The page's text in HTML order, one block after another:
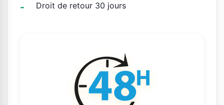
Droit de retour 30 jours